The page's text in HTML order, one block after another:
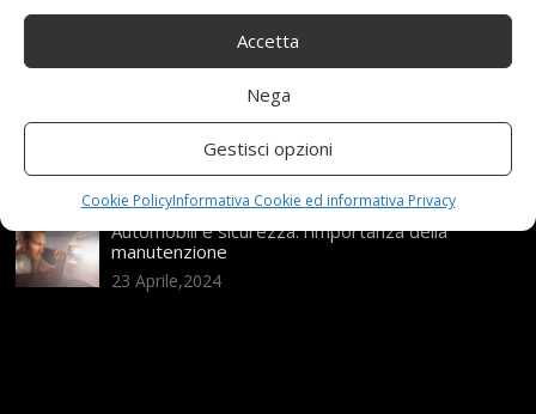
Accetta
Nega
Gestisci opzioni
Cookie PolicyInformativa Cookie ed informativa Privacy
Range Rover: un’icona tra i luxury SUV
25 Novembre,2024
Nuova MG ZS Hybrid+: i SUV si fanno ibridi
24 Novembre,2024
Automobili e sicurezza: l’importanza della
manutenzione
23 Aprile,2024